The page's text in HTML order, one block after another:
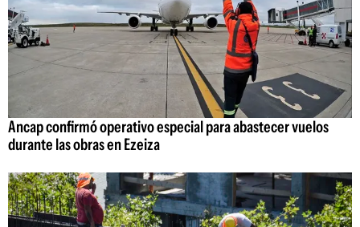
Ancap confirmó operativo especial para abastecer vuelos
durante las obras en Ezeiza